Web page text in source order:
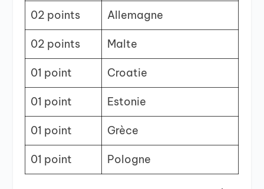
02 points Allemagne
02 points Malte
01 point Croatie
01 point Estonie
01 point Grèce
01 point Pologne